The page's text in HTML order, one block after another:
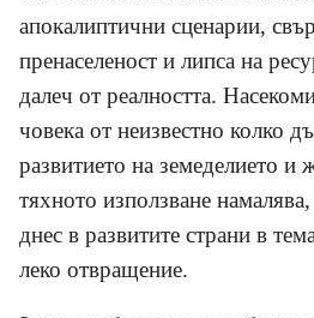
апокалиптични сценарии,
пренаселеност и липса на
далеч от реалността.
човека от неизвестно колко
развитието на земеделието и
тяхното използване
днес в развитите страни в
леко отвращение.